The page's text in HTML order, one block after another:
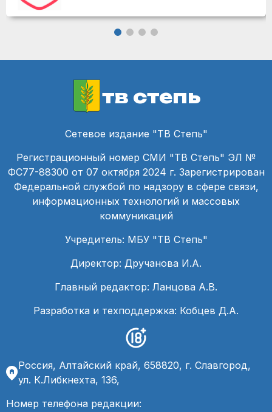
тв степь
Сетевое издание "ТВ Степь"
Регистрационный номер СМИ "ТВ Степь" ЭЛ №
ФС77-88300 от 07 октября 2024 г. Зарегистрирован
Федеральной службой по надзору в сфере связи,
информационных технологий и массовых
коммуникаций
Учредитель: МБУ "ТВ Степь"
Директор: Дручанова И.А.
Главный редактор: Ланцова А.В.
Разработка и техподдержка: Кобцев Д.А.
Россия, Алтайский край, 658820, г. Славгород,
ул. К.Либкнехта, 136,
Номер телефона редакции: